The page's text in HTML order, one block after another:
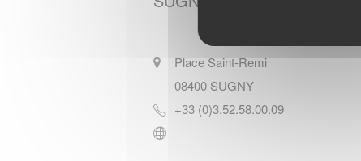
Place Saint-Remi
08400 SUGNY
+33 (0)3.52.58.00.09